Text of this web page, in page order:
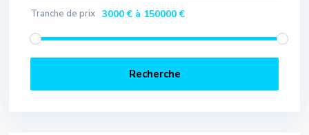
Tranche de prix 3000 € à 150000 €
Recherche